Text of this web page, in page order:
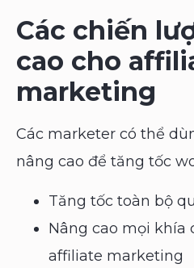
Các chiến
cao cho
marketing
Các marketer có thể
nâng cao để tăng tốc
Tăng tốc toàn bộ
Nâng cao mọi khía
affiliate marketing